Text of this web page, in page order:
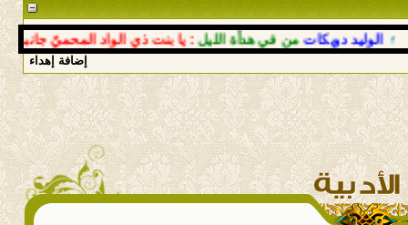
دويكات من في هدأة الليل : يا بنت ذي الواد المحميّ جانبه
إضافة إهداء